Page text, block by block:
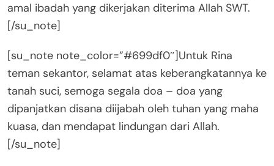
amal ibadah yang dikerjakan diterima Allah SWT.
[/su_note]
[su_note note_color=”#699df0″]Untuk Rina
teman sekantor, selamat atas keberangkatannya ke
tanah suci, semoga segala doa – doa yang
dipanjatkan disana diijabah oleh tuhan yang maha
kuasa, dan mendapat lindungan dari Allah.
[/su_note]